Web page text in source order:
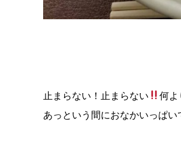
止まらない！止まらない
何よ
あっという間におなかいっぱ